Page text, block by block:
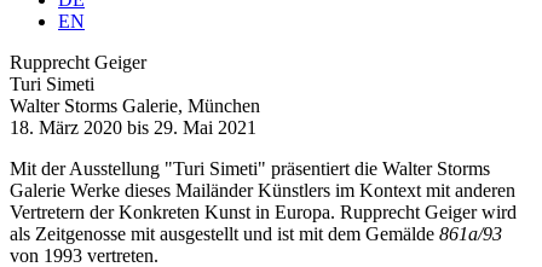
EN
Rupprecht Geiger
Turi Simeti
Walter Storms Galerie, München
18. März 2020 bis 29. Mai 2021
Mit der Ausstellung "Turi Simeti" präsentiert die Walter Storms
Galerie Werke dieses Mailänder Künstlers im Kontext mit anderen
Vertretern der Konkreten Kunst in Europa. Rupprecht Geiger wird
als Zeitgenosse mit ausgestellt und ist mit dem Gemälde 861a/93
von 1993 vertreten.